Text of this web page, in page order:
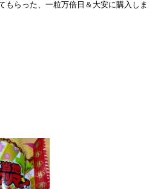
もらった、一粒万倍日＆大安に購入しま